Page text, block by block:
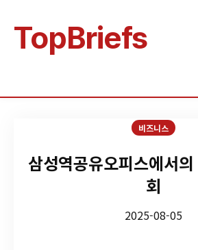
TopBriefs
비즈니스
삼성역공유오피스에서
회
2025-08-05